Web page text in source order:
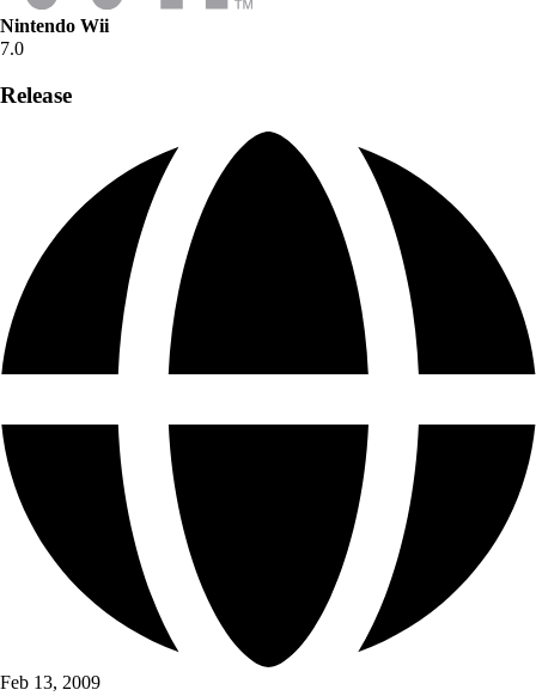
Nintendo Wii
7.0
Release
Feb 13, 2009